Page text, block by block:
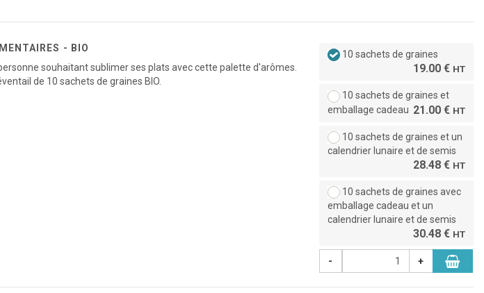
- BIO
souhaitant sublimer ses plats avec cette palette d'arômes.
de 10 sachets de graines BIO.
10 sachets de graines
19.00 € HT
10 sachets de graines et
emballage cadeau 21.00 € HT
10 sachets de graines et un
calendrier lunaire et de semis
28.48 € HT
10 sachets de graines avec
emballage cadeau et un
calendrier lunaire et de semis
30.48 € HT
- +